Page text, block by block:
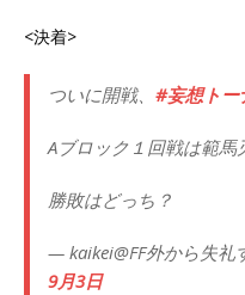
<決着>
ついに開戦、 #妄想トー
Aブロック１回戦は範馬
勝敗はどっち？
— kaikei@FF外から失礼
9月3日